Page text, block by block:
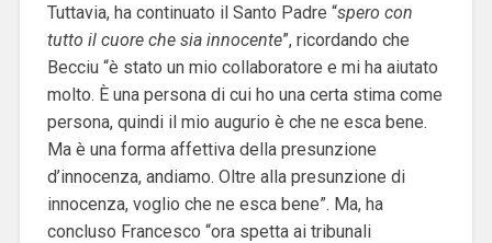
Tuttavia, ha continuato il Santo Padre “spero con
tutto il cuore che sia innocente”, ricordando che
Becciu “è stato un mio collaboratore e mi ha aiutato
molto. È una persona di cui ho una certa stima come
persona, quindi il mio augurio è che ne esca bene.
Ma è una forma affettiva della presunzione
d’innocenza, andiamo. Oltre alla presunzione di
innocenza, voglio che ne esca bene”. Ma, ha
concluso Francesco “ora spetta ai tribunali